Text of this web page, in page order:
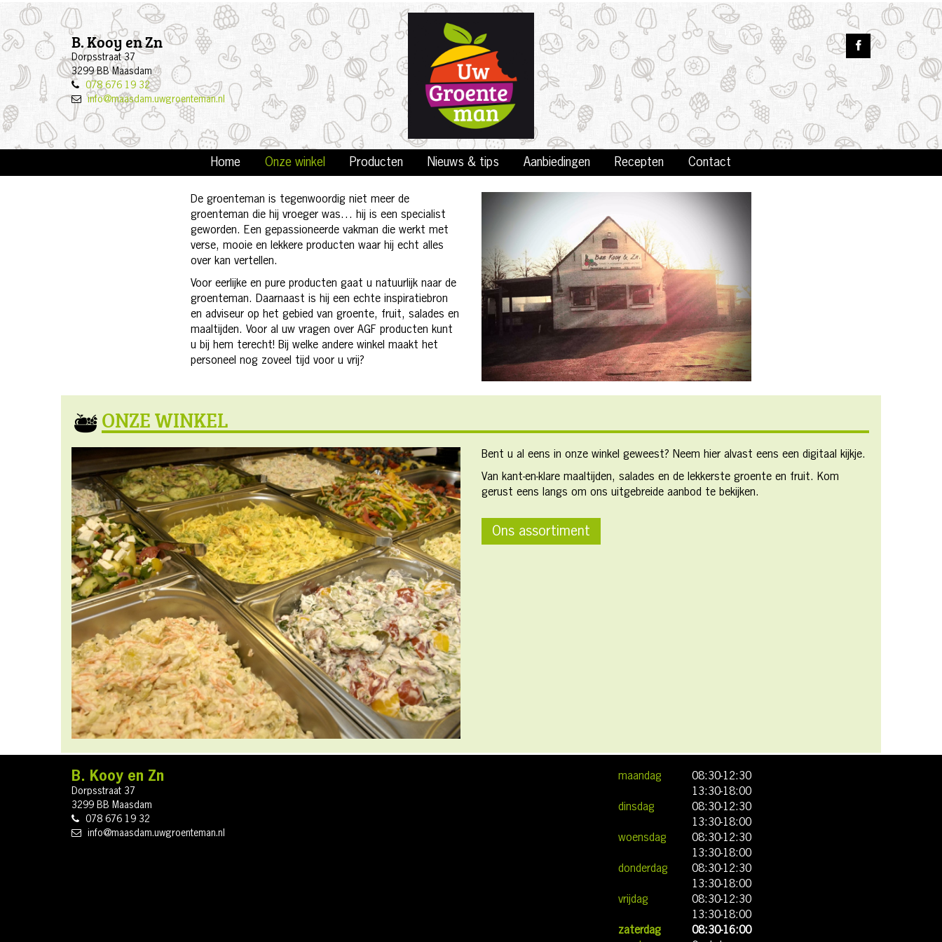
B. Kooy en Zn
Dorpsstraat 37
3299 BB Maasdam
078 676 19 32
info@maasdam.uwgroenteman.nl
Home Onze winkel Producten Nieuws & tips Aanbiedingen Recepten Contact
De groenteman is tegenwoordig niet meer de
groenteman die hij vroeger was… hij is een specialist
geworden. Een gepassioneerde vakman die werkt met
verse, mooie en lekkere producten waar hij echt alles
over kan vertellen.
Voor eerlijke en pure producten gaat u natuurlijk naar de
groenteman. Daarnaast is hij een echte inspiratiebron
en adviseur op het gebied van groente, fruit, salades en
maaltijden. Voor al uw vragen over AGF producten kunt
u bij hem terecht! Bij welke andere winkel maakt het
personeel nog zoveel tijd voor u vrij?
ONZE WINKEL
Bent u al eens in onze winkel geweest? Neem hier alvast eens een digitaal kijkje.
Van kant-en-klare maaltijden, salades en de lekkerste groente en fruit. Kom
gerust eens langs om ons uitgebreide aanbod te bekijken.
Ons assortiment
B. Kooy en Zn
Dorpsstraat 37
3299 BB Maasdam
078 676 19 32
info@maasdam.uwgroenteman.nl
maandag 08:30-12:30
13:30-18:00
dinsdag
08:30-12:30
13:30-18:00
woensdag
08:30-12:30
13:30-18:00
donderdag
08:30-12:30
13:30-18:00
vrijdag
08:30-12:30
13:30-18:00
zaterdag
08:30-16:00